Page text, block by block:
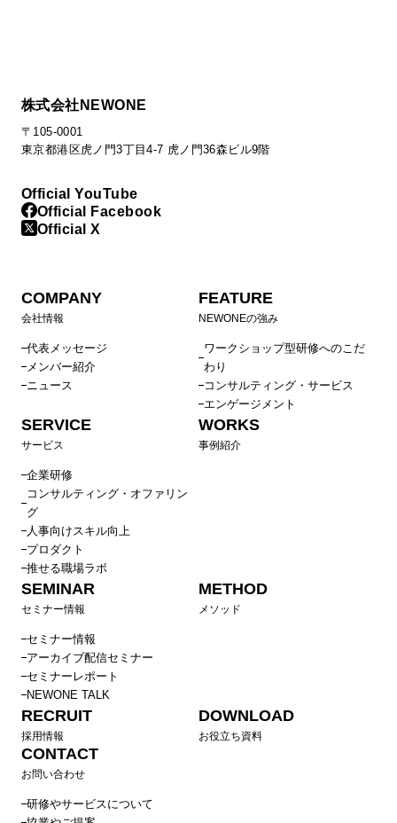
株式会社NEWONE
〒105-0001
東京都港区虎ノ門3丁目4-7 虎ノ門36森ビル9階
Official YouTube
Official Facebook
Official X
COMPANY
会社情報
代表メッセージ
メンバー紹介
ニュース
FEATURE
NEWONEの強み
ワークショップ型研修へのこだ
わり
コンサルティング・サービス
エンゲージメント
SERVICE
サービス
企業研修
コンサルティング・オファリン
グ
人事向けスキル向上
プロダクト
推せる職場ラボ
WORKS
事例紹介
SEMINAR
セミナー情報
セミナー情報
アーカイブ配信セミナー
セミナーレポート
NEWONE TALK
METHOD
メソッド
RECRUIT
採用情報
DOWNLOAD
お役立ち資料
CONTACT
お問い合わせ
研修やサービスについて